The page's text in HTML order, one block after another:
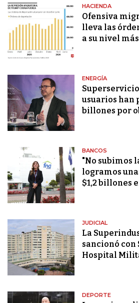
HACIENDA
Ofensiva
lleva las
a su nivel
ENERGÍA
usuarios han
billones por
BANCOS
"No subimos
logramos
$1,2 billones
JUDICIAL
La
sancionó con
Hospital
DEPORTE